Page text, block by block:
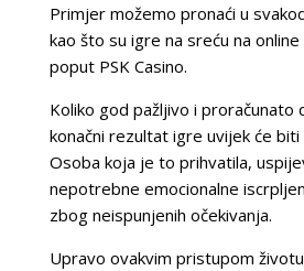
Primjer možemo pronaći u
kao što su igre na sreću na
poput PSK Casino.
Koliko god pažljivo i proračunato
konačni rezultat igre uvijek će
Osoba koja je to prihvatila,
nepotrebne emocionalne
zbog neispunjenih očekivanja.
Upravo ovakvim pristupom